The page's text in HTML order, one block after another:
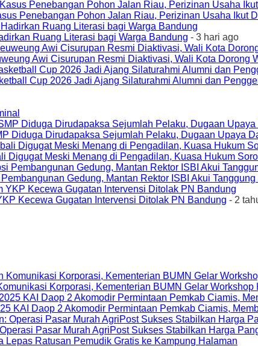
Penebangan Pohon Jalan Riau, Perizinan Usaha Ikut
Ruang Literasi bagi Warga Bandung - 3 hari ago
Awi Cisurupan Resmi Diaktivasi, Wali Kota Dorong
Cup 2026 Jadi Ajang Silaturahmi Alumni dan
Diduga Dirudapaksa Sejumlah Pelaku, Dugaan Upaya
Digugat Meski Menang di Pengadilan, Kuasa Hukum
Gedung, Mantan Rektor ISBI Akui
Kecewa Gugatan Intervensi Ditolak PN Bandung - 2
Korporasi, Kementerian BUMN Gelar Workshop
KAI Daop 2 Akomodir Permintaan Pemkab Ciamis,
Pasar Murah AgriPost Sukses Stabilkan Harga